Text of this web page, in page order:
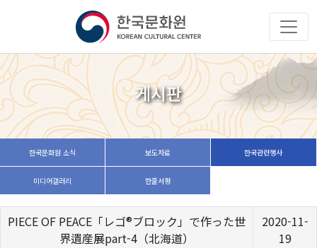
게시판
한국문화원 소식 보도자료 한국관련행사
미디어갤러리 한줄서평
PIECE OF PEACE「レゴ®ブロック」で作った世
界遺産展part-4（北海道）
2020-11-
19